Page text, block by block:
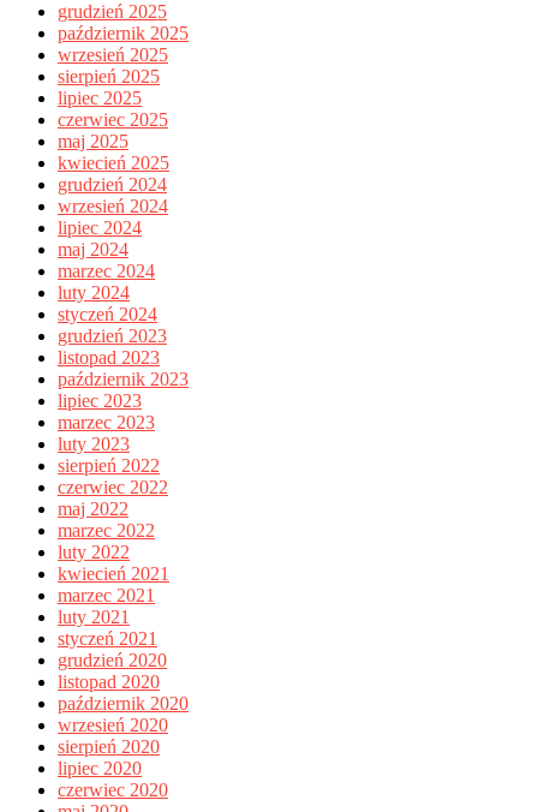
grudzień 2025
październik 2025
wrzesień 2025
sierpień 2025
lipiec 2025
czerwiec 2025
maj 2025
kwiecień 2025
grudzień 2024
wrzesień 2024
lipiec 2024
maj 2024
marzec 2024
luty 2024
styczeń 2024
grudzień 2023
listopad 2023
październik 2023
lipiec 2023
marzec 2023
luty 2023
sierpień 2022
czerwiec 2022
maj 2022
marzec 2022
luty 2022
kwiecień 2021
marzec 2021
luty 2021
styczeń 2021
grudzień 2020
listopad 2020
październik 2020
wrzesień 2020
sierpień 2020
lipiec 2020
czerwiec 2020